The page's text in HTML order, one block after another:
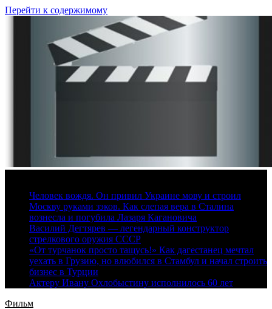
Перейти к содержимому
Человек вождя. Он привил Украине мову и строил
Москву руками зэков. Как слепая вера в Сталина
вознесла и погубила Лазаря Кагановича
Василий Дегтярев — легендарный конструктор
стрелкового оружия СССР
«От турчанок просто тащусь!» Как дагестанец мечтал
уехать в Грузию, но влюбился в Стамбул и начал строить
бизнес в Турции
Актеру Ивану Охлобыстину исполнилось 60 лет
Фильм